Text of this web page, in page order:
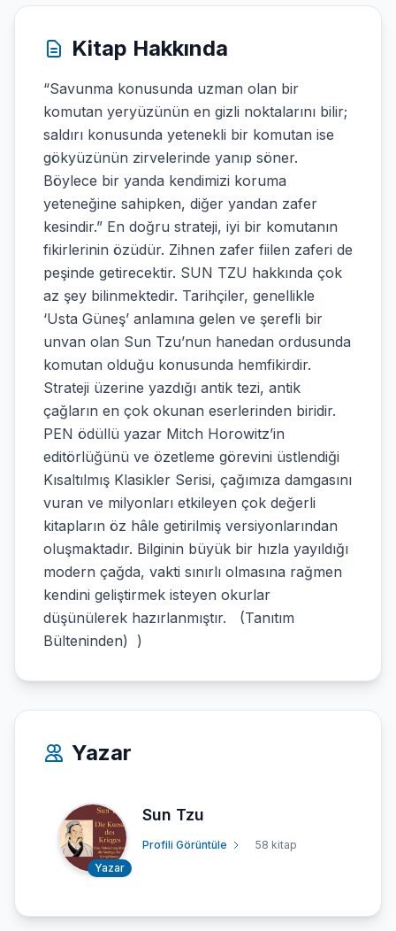
Kitap Hakkında
“Savunma konusunda uzman olan bir
komutan yeryüzünün en gizli noktalarını bilir;
saldırı konusunda yetenekli bir komutan ise
gökyüzünün zirvelerinde yanıp söner.
Böylece bir yanda kendimizi koruma
yeteneğine sahipken, diğer yandan zafer
kesindir.” En doğru strateji, iyi bir komutanın
fikirlerinin özüdür. Zihnen zafer fiilen zaferi de
peşinde getirecektir. SUN TZU hakkında çok
az şey bilinmektedir. Tarihçiler, genellikle
‘Usta Güneş’ anlamına gelen ve şerefli bir
unvan olan Sun Tzu’nun hanedan ordusunda
komutan olduğu konusunda hemfikirdir.
Strateji üzerine yazdığı antik tezi, antik
çağların en çok okunan eserlerinden biridir.
PEN ödüllü yazar Mitch Horowitz’in
editörlüğünü ve özetleme görevini üstlendiği
Kısaltılmış Klasikler Serisi, çağımıza damgasını
vuran ve milyonları etkileyen çok değerli
kitapların öz hâle getirilmiş versiyonlarından
oluşmaktadır. Bilginin büyük bir hızla yayıldığı
modern çağda, vakti sınırlı olmasına rağmen
kendini geliştirmek isteyen okurlar
düşünülerek hazırlanmıştır. (Tanıtım
Bülteninden) )
Yazar
Yazar
Sun Tzu
Profili Görüntüle 58 kitap